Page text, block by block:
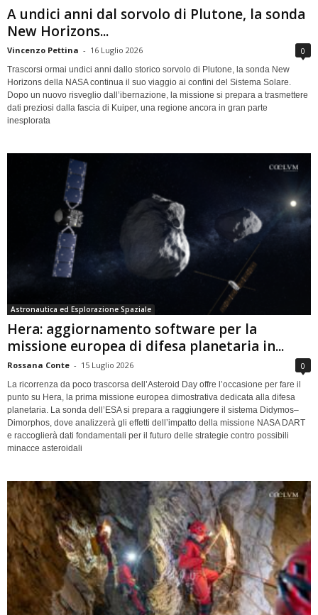
A undici anni dal sorvolo di Plutone, la sonda
New Horizons...
Vincenzo Pettina - 16 Luglio 2026 0
Trascorsi ormai undici anni dallo storico sorvolo di Plutone, la sonda New
Horizons della NASA continua il suo viaggio ai confini del Sistema Solare.
Dopo un nuovo risveglio dall’ibernazione, la missione si prepara a trasmettere
dati preziosi dalla fascia di Kuiper, una regione ancora in gran parte
inesplorata
Astronautica ed Esplorazione Spaziale
Hera: aggiornamento software per la
missione europea di difesa planetaria in...
Rossana Conte - 15 Luglio 2026 0
La ricorrenza da poco trascorsa dell’Asteroid Day offre l’occasione per fare il
punto su Hera, la prima missione europea dimostrativa dedicata alla difesa
planetaria. La sonda dell’ESA si prepara a raggiungere il sistema Didymos–
Dimorphos, dove analizzerà gli effetti dell’impatto della missione NASA DART
e raccoglierà dati fondamentali per il futuro delle strategie contro possibili
minacce asteroidali